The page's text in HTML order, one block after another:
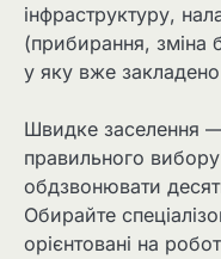
інфраструктуру,
(прибирання, зміна
у яку вже
Швидке заселення
правильного вибору
обдзвонювати
Обирайте
орієнтовані на